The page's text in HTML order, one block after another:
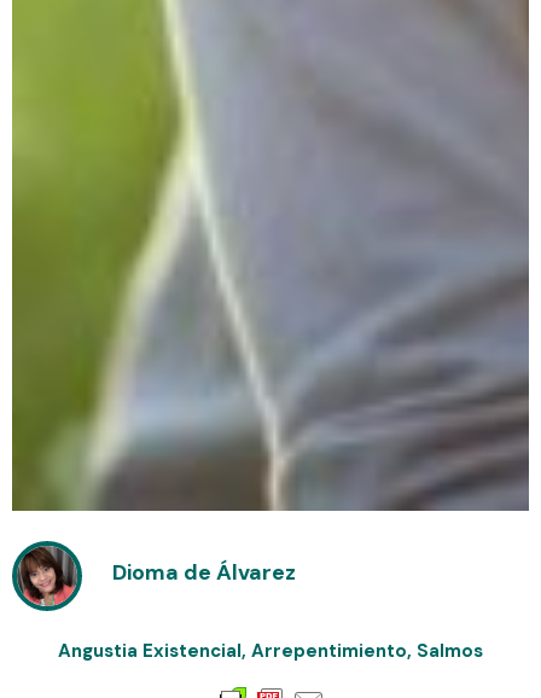
Dioma de Álvarez
Angustia Existencial, Arrepentimiento, Salmos